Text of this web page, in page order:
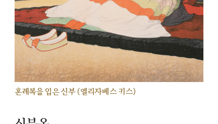
혼례복을 입은 신부 (엘리자베스 키스)